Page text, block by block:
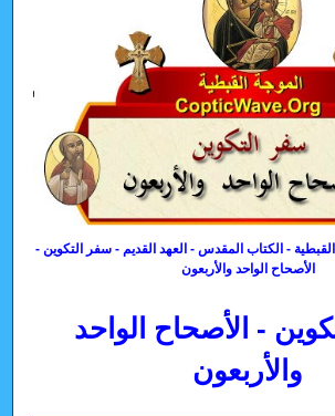
- الكتاب المقدس - العهد القديم - سفر التكوين -
الأصحاح الواحد والأربعون
- الأصحاح الواحد
والأربعون